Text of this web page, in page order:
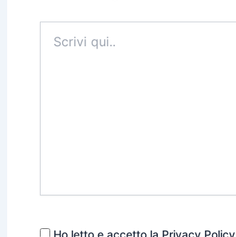
qui..
Ho letto e accetto la Privacy Policy